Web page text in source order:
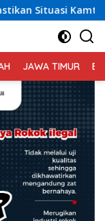
Tetap Aman
JAWA TIMUR